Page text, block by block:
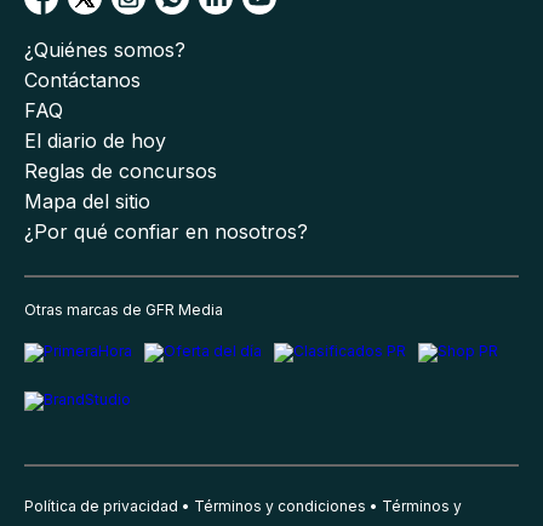
¿Quiénes somos?
Contáctanos
FAQ
El diario de hoy
Reglas de concursos
Mapa del sitio
¿Por qué confiar en nosotros?
Otras marcas de GFR Media
Política de privacidad Términos y condiciones Términos y